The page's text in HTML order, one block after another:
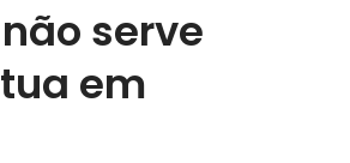
serve
em